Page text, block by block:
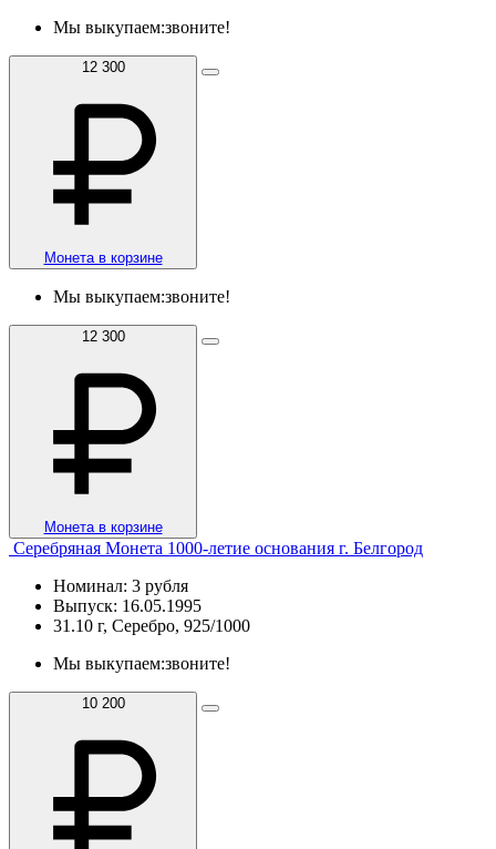
Мы выкупаем:звоните!
12 300
Монета в корзине
Мы выкупаем:звоните!
12 300
Монета в корзине
Серебряная Монета 1000-летие основания г. Белгород
Номинал: 3 рубля
Выпуск: 16.05.1995
31.10 г, Серебро, 925/1000
Мы выкупаем:звоните!
10 200